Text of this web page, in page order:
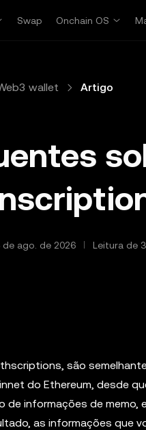
Swap Onchain OS
wallet Artigo
ago. de 2026 Leitura de
são
do Ethereum, desde
informações de memo,
as informações que